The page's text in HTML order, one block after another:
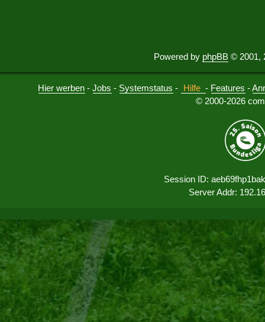
Powered by phpBB © 2001,
Hier werben -Jobs - Systemstatus - Hilfe - Features -
© 2000-2026
Session ID:
Server Addr: